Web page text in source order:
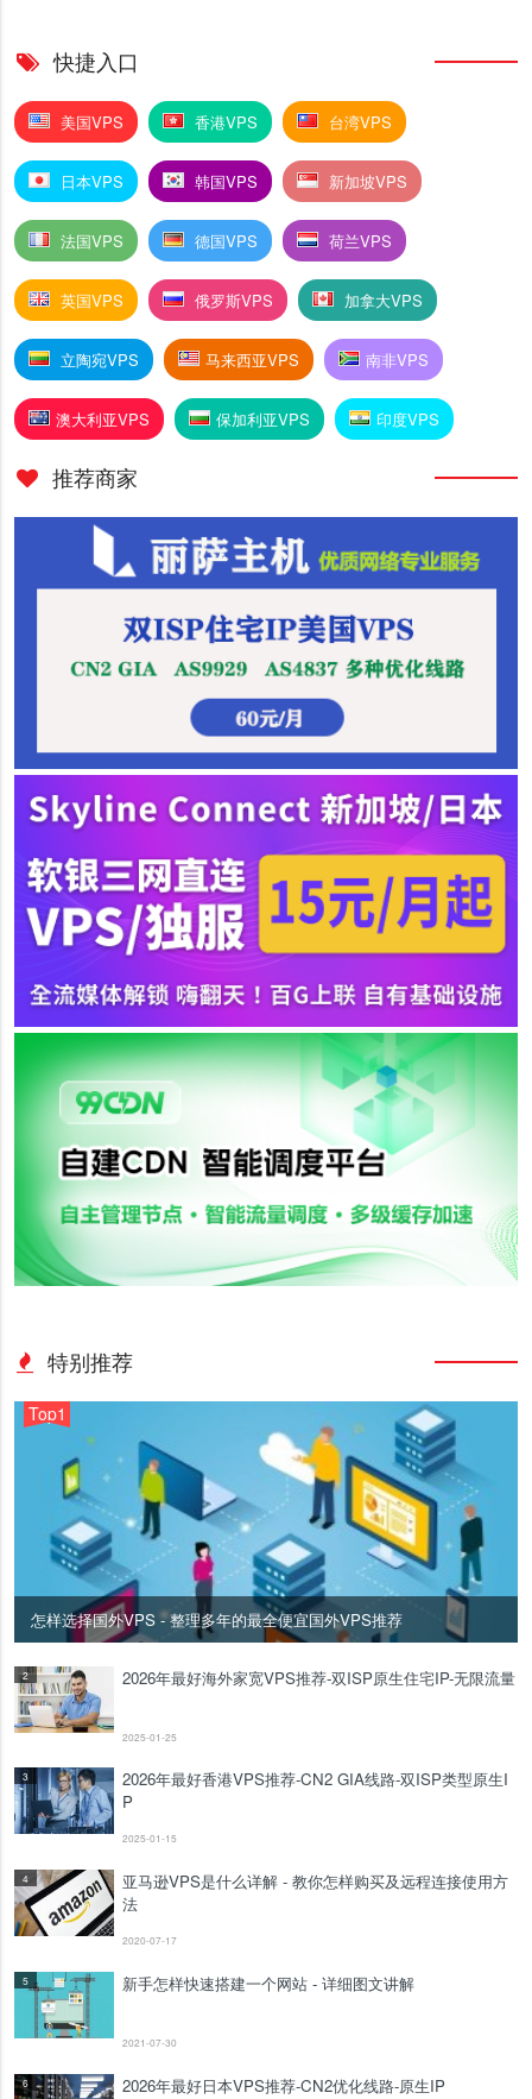
快捷入口
美国VPS 香港VPS 台湾VPS
日本VPS 韩国VPS 新加坡VPS
法国VPS 德国VPS 荷兰VPS
英国VPS 俄罗斯VPS 加拿大VPS
立陶宛VPS 马来西亚VPS 南非VPS
澳大利亚VPS 保加利亚VPS 印度VPS
推荐商家
特别推荐
Top1
怎样选择国外VPS - 整理多年的最全便宜国外VPS推荐
2 2026年最好海外家宽VPS推荐-双ISP原生住宅IP-无限流量
2025-01-25
3
2026年最好香港VPS推荐-CN2 GIA线路-双ISP类型原生I
P
2025-01-15
4
亚马逊VPS是什么详解 - 教你怎样购买及远程连接使用方
法
2020-07-17
5 新手怎样快速搭建一个网站 - 详细图文讲解
2021-07-30
6 2026年最好日本VPS推荐-CN2优化线路-原生IP